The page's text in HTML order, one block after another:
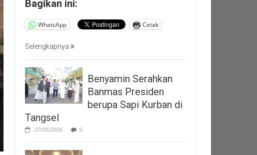
Bagikan ini:
WhatsApp Cetak
Selengkapnya
Benyamin Serahkan
Banmas Presiden
berupa Sapi Kurban di
Tangsel
27/05/2026 0